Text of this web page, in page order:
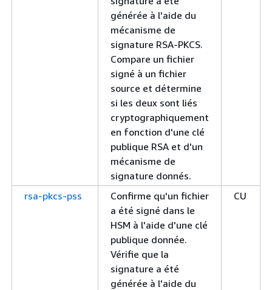
générée à l'aide du
mécanisme de
signature RSA-PKCS.
Compare un fichier
signé à un fichier
source et détermine
si les deux sont liés
cryptographiquement
en fonction d'une clé
publique RSA et d'un
mécanisme de
signature donnés.
rsa-pkcs-pss
Confirme qu'un fichier
a été signé dans le
HSM à l'aide d'une clé
publique donnée.
Vérifie que la
signature a été
générée à l'aide du
CU